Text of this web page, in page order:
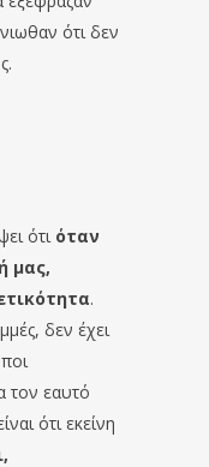
ότι δεν
ότι όταν
μας,
.
δεν έχει
τον εαυτό
ότι εκείνη